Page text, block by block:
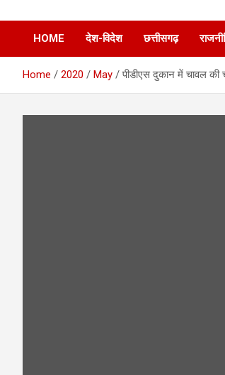
Khabar CG
HOME देश-विदेश छत्तीसगढ़
Home 2020 May पीडीएस दुकान में चावल की